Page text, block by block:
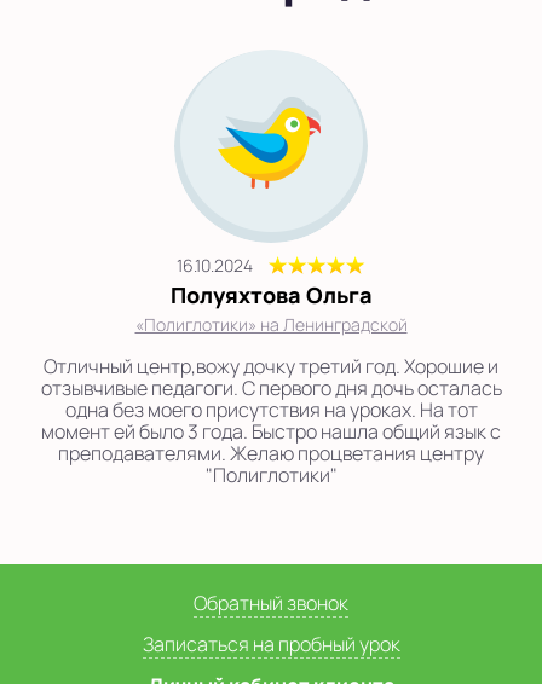
16.10.2024
Полуяхтова Ольга
«Полиглотики» на Ленинградской
Отличный центр,вожу дочку третий год. Хорошие и
отзывчивые педагоги. С первого дня дочь осталась
одна без моего присутствия на уроках. На тот
момент ей было 3 года. Быстро нашла общий язык с
преподавателями. Желаю процветания центру
"Полиглотики"
Обратный звонок
Записаться на пробный урок